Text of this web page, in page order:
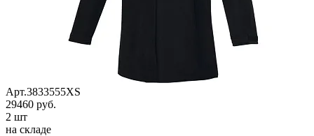
Арт.3833555XS
29460 руб.
2 шт
на складе